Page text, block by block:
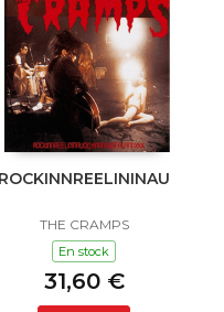
THE CRAMPS
En stock
31,60 €